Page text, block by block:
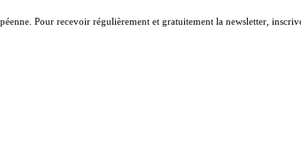
Pour recevoir régulièrement et gratuitement la newsletter,